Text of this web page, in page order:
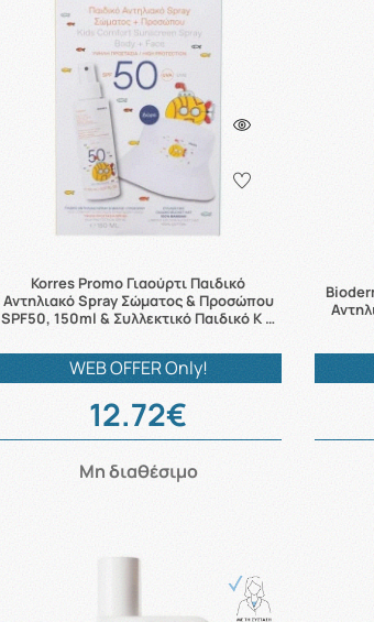
Korres Promo Γιαούρτι Παιδικό
Αντηλιακό Spray Σώματος & Προσώπου
SPF50, 150ml & Συλλεκτικό Παιδικό Κ …
WEB OFFER Only!
12.72€
Μη διαθέσιμο